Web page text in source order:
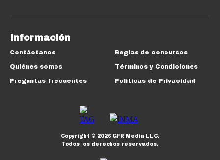
Información
Contáctanos
Quiénes somos
Preguntas frecuentes
Reglas de concursos
Términos y Condiciones
Políticas de Privacidad
Copyright © 2026GFR Media LLC.
Todos los derechos reservados.